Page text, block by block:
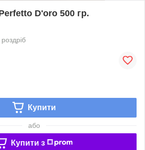
D'oro 500 гр.
Купити
або
Купити з